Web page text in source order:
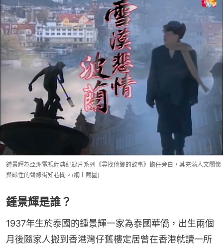
鍾景輝為亞洲電視經典紀錄片系列《尋找他鄉的故事》擔任旁白，其充滿人文關懷
與磁性的聲線街知巷聞。(網上截圖)
鍾景輝是誰？
1937年生於泰國的鍾景輝一家為泰國華僑，出生兩個
月後隨家人搬到香港灣仔舊樓定居曾在香港就讀一所